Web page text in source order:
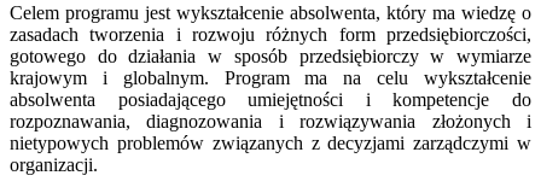
Celem programu jest wykształcenie absolwenta, który ma wiedzę o
zasadach tworzenia i rozwoju różnych form przedsiębiorczości,
gotowego do działania w sposób przedsiębiorczy w wymiarze
krajowym i globalnym. Program ma na celu wykształcenie
absolwenta posiadającego umiejętności i kompetencje do
rozpoznawania, diagnozowania i rozwiązywania złożonych i
nietypowych problemów związanych z decyzjami zarządczymi w
organizacji.